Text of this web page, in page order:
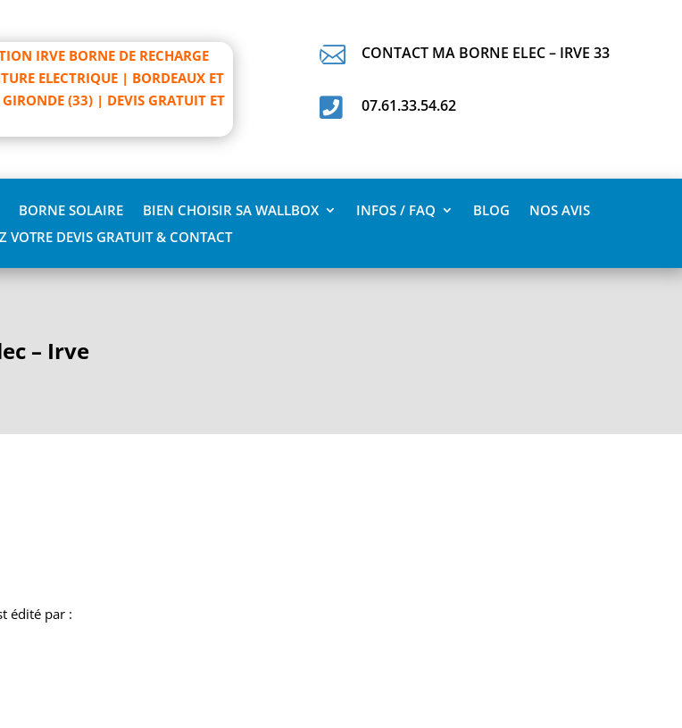
IRVE BORNE DE RECHARGE
ELECTRIQUE | BORDEAUX ET
(33) | DEVIS GRATUIT ET
 CONTACT MA BORNE ELEC – IRVE 33
 07.61.33.54.62
BORNE SOLAIRE BIEN CHOISIR SA WALLBOX INFOS / FAQ BLOG
NOS AVIS
VOTRE DEVIS GRATUIT & CONTACT
– Irve
édité par :